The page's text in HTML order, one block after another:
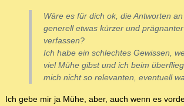
Wäre es für dich ok, die Antworten
generell etwas kürzer und
verfassen?
Ich habe ein schlechtes Gewissen,
viel Mühe gibst und ich beim
mich nicht so relevanten, eventuell
Ich gebe mir ja Mühe, aber, auch wenn es